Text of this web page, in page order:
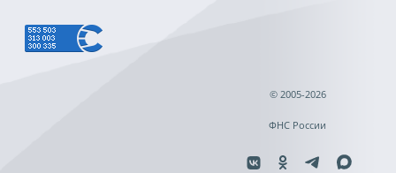
© 2005-2026
ФНС России